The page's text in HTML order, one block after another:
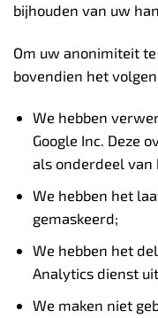
bijhouden van uw
Om uw anonimiteit
bovendien het
We hebben
Google Inc. Deze
als onderdeel
We hebben het
gemaskeerd;
We hebben het
Analytics dienst
We maken niet